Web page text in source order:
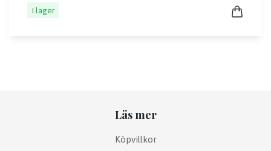
I lager
Läs mer
Köpvillkor